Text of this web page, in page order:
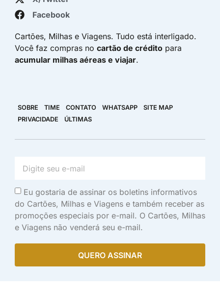
Facebook
Cartões, Milhas e Viagens. Tudo está interligado.
Você faz compras no cartão de crédito para
acumular milhas aéreas e viajar.
SOBRE TIME CONTATO WHATSAPP
SITE MAP
PRIVACIDADE
ÚLTIMAS
Eu gostaria de assinar os boletins informativos
do Cartões, Milhas e Viagens e também receber as
promoções especiais por e-mail. O Cartões, Milhas
e Viagens não venderá seu e-mail.
QUERO ASSINAR